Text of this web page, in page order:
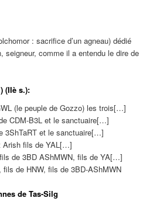
: sacrifice d’un agneau) dédié
seigneur, comme il a entendu le dire de
(IIè s.):
(le peuple de Gozzo) les trois[…]
CDM-B3L et le sanctuaire[…]
3ShTaRT et le sanctuaire[…]
Arish fils de YAL[…]
de 3BD AShMWN, fils de YA[…]
fils de HNW, fils de 3BD-AShMWN
de Tas-Silg